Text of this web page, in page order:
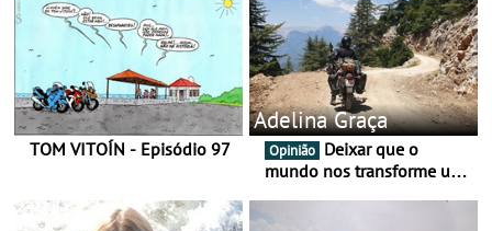
TOM VITOÍN - Episódio 97
Adelina Graça
Opinião
mundo nos transforme um